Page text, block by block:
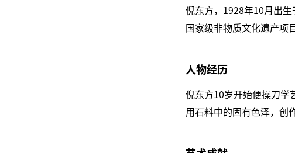
倪东方，1928年10月出
国家级非物质文化遗产项
人物经历
倪东方10岁开始便操刀学
用石料中的固有色泽，创